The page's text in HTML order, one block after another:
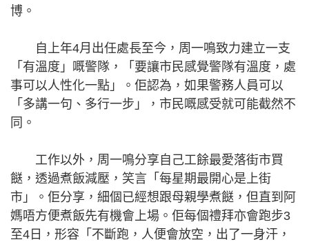
博。
自上年4月出任處長至今，周一鳴致力建立一支
「有溫度」嘅警隊，「要讓市民感覺警隊有溫度，處
事可以人性化一點」。佢認為，如果警務人員可以
「多講一句、多行一步」，市民嘅感受就可能截然不
同。
工作以外，周一鳴分享自己工餘最愛落街市買
餸，透過煮飯減壓，笑言「每星期最開心是上街
市」。佢分享，細個已經想跟母親學煮餸，但直到阿
媽唔方便煮飯先有機會上場。佢每個禮拜亦會跑步3
至4日，形容「不斷跑，人便會放空，出了一身汗，